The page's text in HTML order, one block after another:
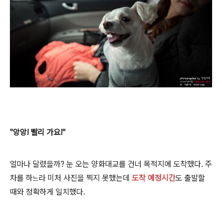
"앙앙! 빨리 가요!"
얼마나 달렸을까? 눈 오는 양화대교를 건너 목적지에 도착했다. 주
차를 하느라 미처 사진을 찍지 못했는데 도착 예정시간도 출발할
때와 정확하게 일치했다.